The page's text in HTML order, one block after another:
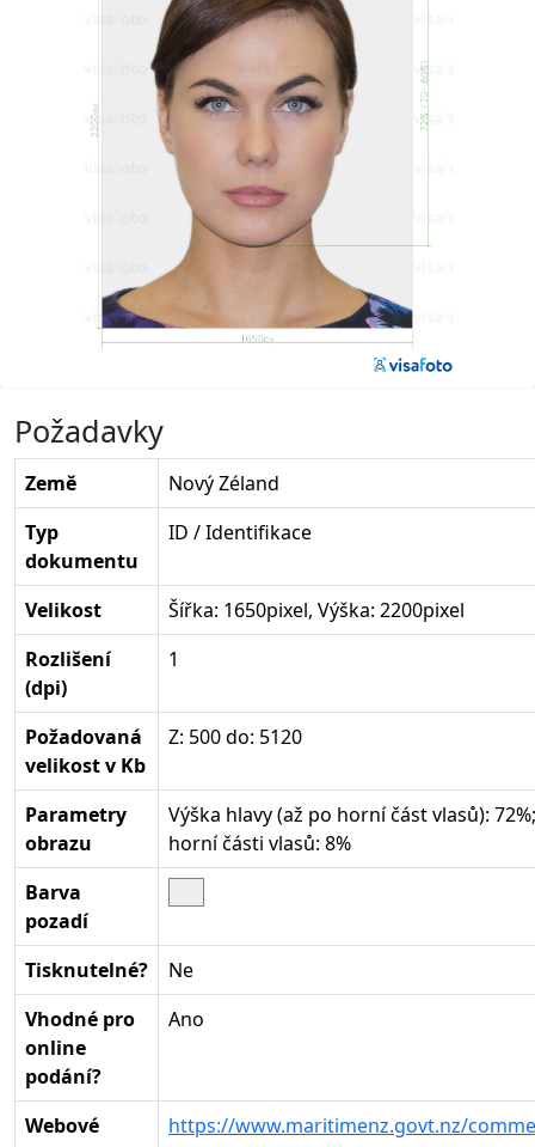
Požadavky
Země
Nový Zéland
Typ
dokumentu
ID / Identifikace
Velikost
Šířka: 1650pixel, Výška: 2200pixel
Rozlišení
(dpi)
1
Požadovaná
velikost v Kb
Z: 500 do: 5120
Parametry
obrazu
Výška hlavy (až po horní část vlasů):
horní části vlasů: 8%
Barva
pozadí
Tisknutelné?
Ne
Vhodné pro
online
podání?
Ano
Webové
https://www.maritimenz.govt.nz/